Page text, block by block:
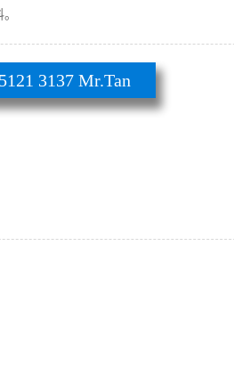
3137 Mr.Tan